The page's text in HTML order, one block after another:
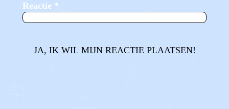
Reactie *
JA, IK WIL MIJN REACTIE PLAATSEN!